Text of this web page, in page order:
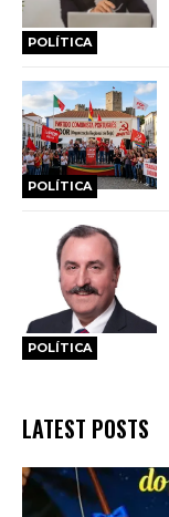
POLÍTICA
POLÍTICA
POLÍTICA
LATEST POSTS